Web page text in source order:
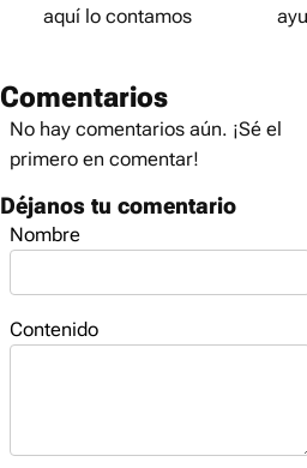
aquí lo contamos
Comentarios
No hay comentarios aún. ¡Sé el
primero en comentar!
Déjanos tu comentario
Nombre
Contenido